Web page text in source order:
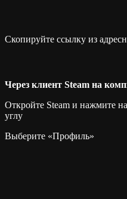
Скопируйте ссылку из
Через клиент Steam на
Откройте Steam и нажмите
углу
Выберите «Профиль»